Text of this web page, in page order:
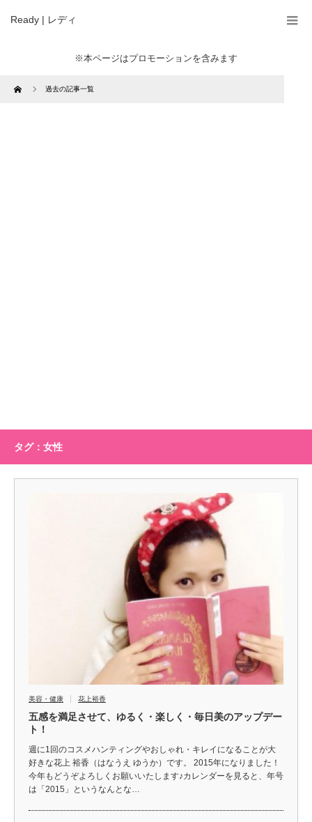
Ready | レディ
※本ページはプロモーションを含みます
Home 過去の記事一覧
タグ：女性
美容・健康 花上裕香
五感を満足させて、ゆるく・楽しく・毎日美のアップデー
ト！
週に1回のコスメハンティングやおしゃれ・キレイになることが大
好きな花上 裕香（はなうえ ゆうか）です。 2015年になりました！
今年もどうぞよろしくお願いいたします♪カレンダーを見ると、年号
は「2015」というなんとな…